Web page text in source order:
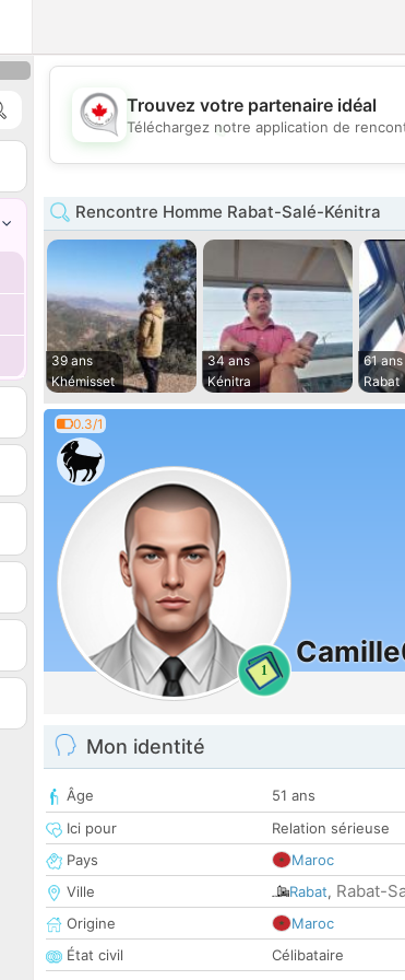
💖
Trouvez votre partenaire idéal
Téléchargez notre application de
Rencontre Homme Rabat-Salé-Kénitra
39 ans
Khémisset
34 ans
Kénitra
61 ans
Rabat
0.3/1
1
Mon identité
Âge
51 ans
Ici pour
Relation sérieuse
Pays
Maroc
Ville
Rabat, Rabat-
Origine
Maroc
État civil
Célibataire